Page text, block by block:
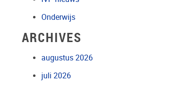
Onderwijs
ARCHIVES
augustus 2026
juli 2026